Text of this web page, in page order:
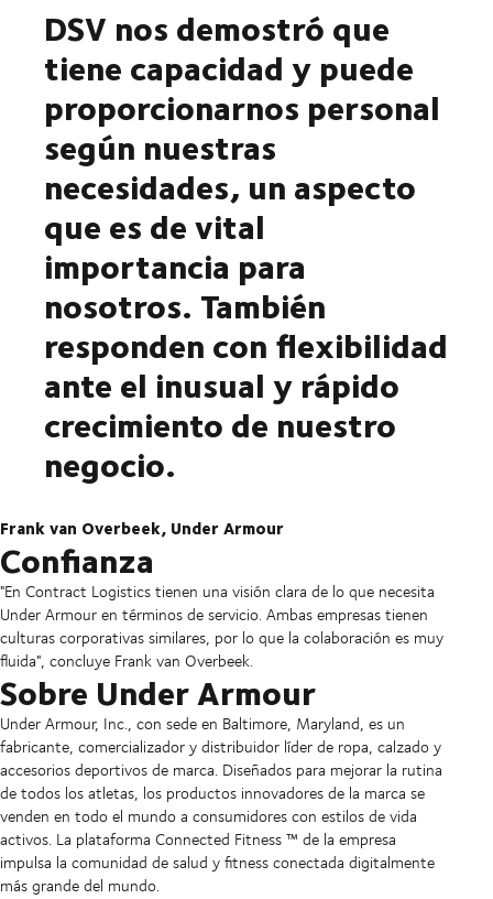
DSV nos demostró que
tiene capacidad y puede
proporcionarnos personal
según nuestras
necesidades, un aspecto
que es de vital
importancia para
nosotros. También
responden con flexibilidad
ante el inusual y rápido
crecimiento de nuestro
negocio.
Frank van Overbeek, Under Armour
Confianza
"En Contract Logistics tienen una visión clara de lo que necesita
Under Armour en términos de servicio. Ambas empresas tienen
culturas corporativas similares, por lo que la colaboración es muy
fluida", concluye Frank van Overbeek.
Sobre Under Armour
Under Armour, Inc., con sede en Baltimore, Maryland, es un
fabricante, comercializador y distribuidor líder de ropa, calzado y
accesorios deportivos de marca. Diseñados para mejorar la rutina
de todos los atletas, los productos innovadores de la marca se
venden en todo el mundo a consumidores con estilos de vida
activos. La plataforma Connected Fitness ™ de la empresa
impulsa la comunidad de salud y fitness conectada digitalmente
más grande del mundo.